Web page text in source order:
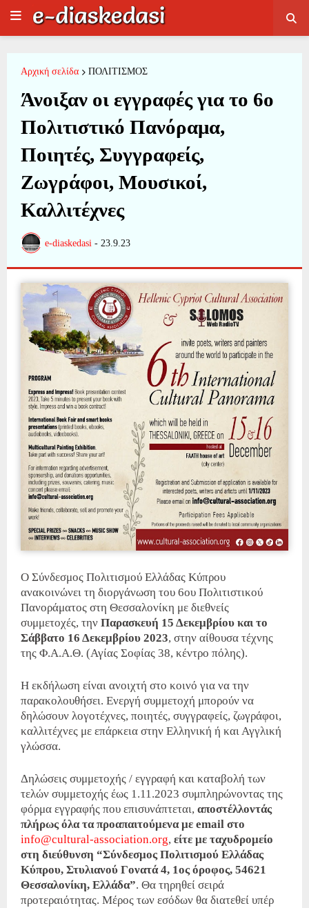
Αρχική σελίδα ΠΟΛΙΤΙΣΜΟΣ
Άνοιξαν οι εγγραφές για το 6ο
Πολιτιστικό Πανόραμα,
Ποιητές, Συγγραφείς,
Ζωγράφοι, Μουσικοί,
Καλλιτέχνες
e-diaskedasi - 23.9.23
Ο Σύνδεσμος Πολιτισμού Ελλάδας Κύπρου
ανακοινώνει τη διοργάνωση του 6ου Πολιτιστικού
Πανοράματος στη Θεσσαλονίκη με διεθνείς
συμμετοχές, την Παρασκευή 15 Δεκεμβρίου και το
Σάββατο 16 Δεκεμβρίου 2023, στην αίθουσα τέχνης
της Φ.Α.Α.Θ. (Αγίας Σοφίας 38, κέντρο πόλης).
Η εκδήλωση είναι ανοιχτή στο κοινό για να την
παρακολουθήσει. Ενεργή συμμετοχή μπορούν να
δηλώσουν λογοτέχνες, ποιητές, συγγραφείς, ζωγράφοι,
καλλιτέχνες με επάρκεια στην Ελληνική ή και Αγγλική
γλώσσα.
Δηλώσεις συμμετοχής / εγγραφή και καταβολή των
τελών συμμετοχής έως 1.11.2023 συμπληρώνοντας της
φόρμα εγγραφής που επισυνάπτεται, αποστέλλοντάς
πλήρως όλα τα προαπαιτούμενα με email στο
info@cultural-association.org, είτε με ταχυδρομείο
στη διεύθυνση “Σύνδεσμος Πολιτισμού Ελλάδας
Κύπρου, Στυλιανού Γονατά 4, 1ος όροφος, 54621
Θεσσαλονίκη, Ελλάδα”. Θα τηρηθεί σειρά
προτεραιότητας. Μέρος των εσόδων θα διατεθεί υπέρ